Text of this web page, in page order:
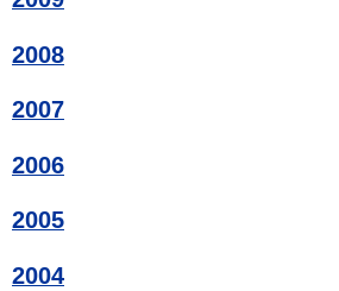
2008
2007
2006
2005
2004